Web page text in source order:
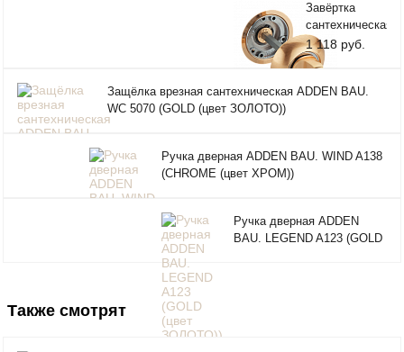
МАТОВЫЙ ХРОМ))
Завёртка
сантехническая
ADDEN BAU.
WC 003 (GOLD
ЗОЛОТО))
1 118 руб.
Защёлка врезная сантехническая ADDEN BAU.
WC 5070 (GOLD (цвет ЗОЛОТО))
Ручка дверная ADDEN BAU. WIND A138
(CHROME (цвет ХРОМ))
Ручка дверная ADDEN
BAU. LEGEND A123 (GOLD
Также смотрят